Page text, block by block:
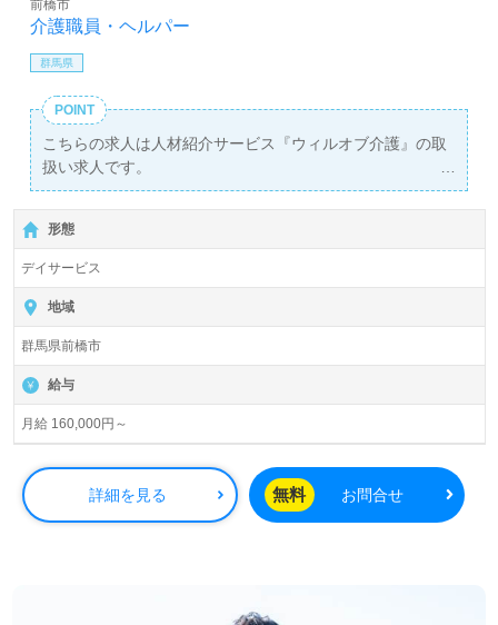
介護職員・ヘルパー
前橋市
群馬県
POINT
こちらの求人は人材紹介サービス『ウィルオブ介護』の取
扱い求人です。
詳細に関してお気軽にご相談ください♪
【無料】で皆さんの転職活動をサポートいたします。
形態
デイサービス
地域
群馬県前橋市
給与
月給 160,000円～
詳細を見る 無料 お問合せ